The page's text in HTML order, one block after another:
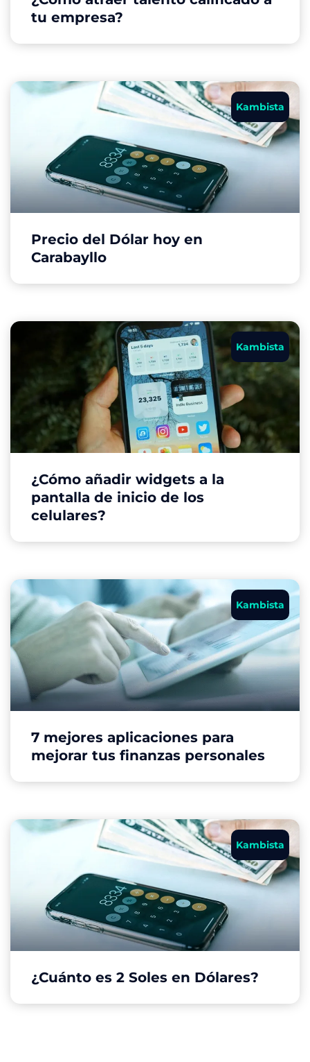
tu empresa?
Kambista
Precio del Dólar hoy en
Carabayllo
Kambista
¿Cómo añadir widgets a la
pantalla de inicio de los
celulares?
Kambista
7 mejores aplicaciones para
mejorar tus finanzas personales
Kambista
¿Cuánto es 2 Soles en Dólares?